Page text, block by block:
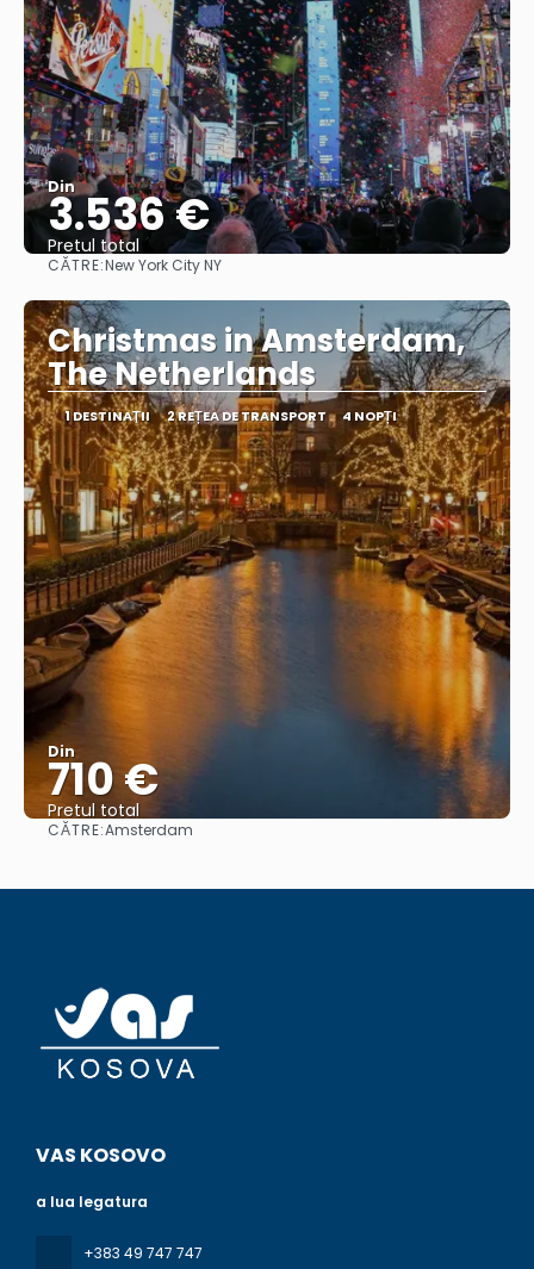
Din
3.536 €
Pretul total
CĂTRE:New York City NY
Christmas in Amsterdam,
The Netherlands
1 DESTINAŢII 2 REȚEA DE TRANSPORT 4 NOPȚI
Din
710 €
Pretul total
CĂTRE:Amsterdam
VAS KOSOVO
a lua legatura
+383 49 747 747